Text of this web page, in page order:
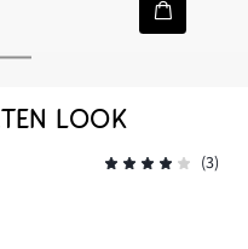
LOOK
(3)